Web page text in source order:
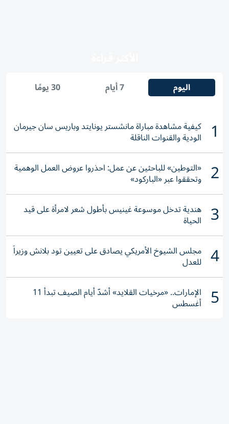
اليوم 7 أيام 30 يومًا
1 كيفية مشاهدة مباراة مانشستر يونايتد وباريس سان جيرمان
الودية والقنوات الناقلة
2 «التوطين» للباحثين عن عمل: احذروا عروض العمل الوهمية
وتحققوا عبر «الباركود»
3 هندية تدخل موسوعة غينيس بأطول شعر لامرأة على قيد
الحياة
4 مجلس الشيوخ الأمريكي يصادق على تعيين تود بلانش وزيراً
للعدل
5 الإمارات.. «مرخيات القلايد» أشدّ أيام الصيف تبدأ 11
أغسطس